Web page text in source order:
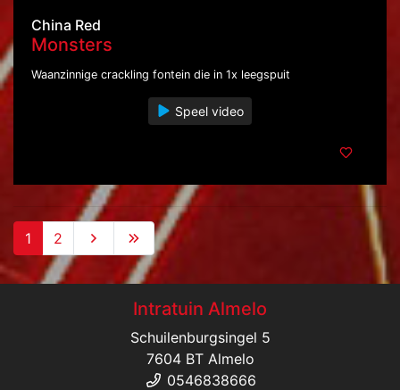
China Red
Monsters
Waanzinnige crackling fontein die in 1x leegspuit
Speel video
1 2
Intratuin Almelo
Schuilenburgsingel 5
7604 BT Almelo
0546838666